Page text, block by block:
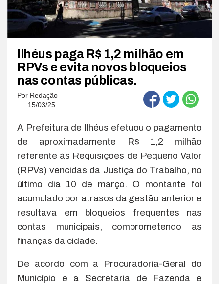
Ilhéus paga R$ 1,2 milhão em
RPVs e evita novos bloqueios
nas contas públicas.
Por Redação
15/03/25
A Prefeitura de Ilhéus efetuou o pagamento
de aproximadamente R$ 1,2 milhão
referente às Requisições de Pequeno Valor
(RPVs) vencidas da Justiça do Trabalho, no
último dia 10 de março. O montante foi
acumulado por atrasos da gestão anterior e
resultava em bloqueios frequentes nas
contas municipais, comprometendo as
finanças da cidade.
De acordo com a Procuradoria-Geral do
Município e a Secretaria de Fazenda e